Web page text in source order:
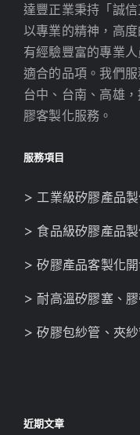
達豐正業秉持「誠
以專業的精神，高
有經驗豐富的專業
適合的品項。我們
台中、台南、高雄
膠客製化服務。
服務項目
> 工業級矽膠產品
> 食品級矽膠產品
> 矽膠產品客製化
> 耐高溫矽膠塞、
> 矽膠包紗管、夾
近期文章